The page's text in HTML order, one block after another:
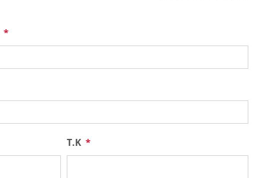
Τ.Κ